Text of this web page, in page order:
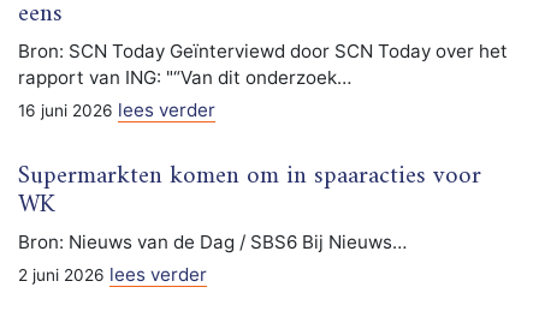
eens
Bron: SCN Today Geïnterviewd door SCN Today over het
rapport van ING: "“Van dit onderzoek…
16 juni 2026 lees verder
Supermarkten komen om in spaaracties voor
WK
Bron: Nieuws van de Dag / SBS6 Bij Nieuws…
2 juni 2026 lees verder